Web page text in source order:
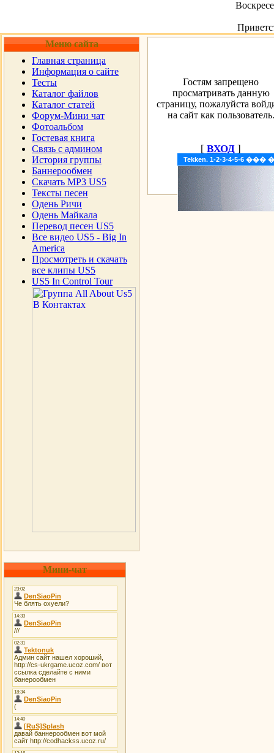
Меню сайта
Главная страница
Информация о сайте
Тесты
Каталог файлов
Каталог статей
Форум-Мини чат
Фотоальбом
Гостевая книга
Cвязь с админом
История группы
Баннерообмен
Скачать MP3 US5
Тексты песен
Одень Ричи
Одень Майкала
Перевод песен US5
Все видео US5 - Big In
America
Просмотреть и скачать
все клипы US5
US5 In Control Tour
Tekken. 1-2-3-4-5-6
Мини-чат
Гостям запрещено
просматривать данную
страницу, пожалуйста
на сайт как пользователь.
[ ВХОД ]